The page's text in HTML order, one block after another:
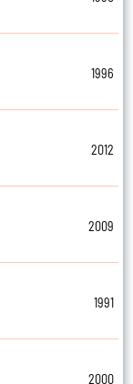
1996
2012
2009
1991
2000